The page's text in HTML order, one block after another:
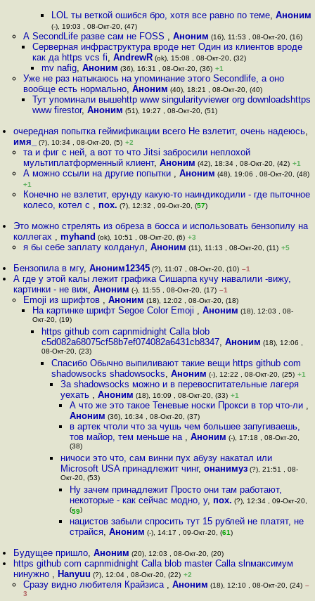
LOL ты веткой ошибся бро, хотя все равно по теме, Аноним
(-), 19:03 , 08-Окт-20, (47)
А SecondLife разве сам не FOSS , Аноним (16), 11:53 , 08-Окт-20, (16)
Серверная инфраструктура вроде нет Один из клиентов вроде
как да https vcs fi, AndrewR(ok), 15:08 , 08-Окт-20, (32)
mv nafig,Аноним (36), 16:31 , 08-Окт-20, (36) +1
Уже не раз натыкаюсь на упоминание этого Secondlife, а оно
вообще есть нормально, Аноним (40), 18:21 , 08-Окт-20, (40)
Тут упоминали вышеhttp www singularityviewer org downloadshttps
www firestor, Аноним (51), 19:27 , 08-Окт-20, (51)
очередная попытка геймификации всего Не взлетит, очень надеюсь,
имя_
(?), 10:34 , 08-Окт-20, (5) +2
та и фиг с ней, а вот то что Jitsi забросили неплохой
мультиплатформенный клиент, Аноним (42), 18:34 , 08-Окт-20, (42) +1
А можно ссыли на другие попытки , Аноним (48), 19:06 , 08-Окт-20, (48)
+1
Конечно не взлетит, ерунду какую-то наиндикодили - где пыточное
колесо, котел с , пох. (?), 12:32 , 09-Окт-20, (57)
Это можно стрелять из обреза в босса и использовать бензопилу на
коллегах ,myhand (ok), 10:51 , 08-Окт-20, (6) +3
я бы себе заплату колданул, Аноним (11), 11:13 , 08-Окт-20, (11) +5
Бензопила в мгу,Аноним12345 (?), 11:07 , 08-Окт-20, (10) –1
А где у этой калы лежит графика Сишарпа кучу навалили -вижу,
картинки - не виж,Аноним (-), 11:55 , 08-Окт-20, (17) –1
Emoji из шрифтов , Аноним (18), 12:02 , 08-Окт-20, (18)
На картинке шрифт Segoe Color Emoji , Аноним (18), 12:03 , 08-
Окт-20, (19)
https github com capnmidnight Calla blob
c5d082a68075cf58b7ef074082a6431cb8347,Аноним (18), 12:06 ,
08-Окт-20, (23)
Спасибо Обычно выпиливают такие вещи https github com
shadowsocks shadowsocks, Аноним (-), 12:22 , 08-Окт-20, (25) +1
За shadowsocks можно и в перевоспитательные лагеря
уехать , Аноним (18), 16:09 , 08-Окт-20, (33) +1
А что же это такое Теневые носки Прокси в тор что-ли ,
Аноним (36), 16:34 , 08-Окт-20, (37)
в артек чтоли что за чушь чем большее запугиваешь,
тов майор, тем меньше на ,Аноним (-), 17:18 , 08-Окт-20,
(38)
ничоси это что, сам винни пух абузу накатал или
Microsoft USA принадлежит чинг, онанимуз(?), 21:51 , 08-
Окт-20, (53)
Ну зачем принадлежит Просто они там работают,
некоторые - как сейчас модно, у, пох. (?), 12:34 , 09-Окт-20,
(59)
нацистов забыли спросить тут 15 рублей не платят, не
страйся,Аноним (-), 14:17 , 09-Окт-20, (61)
Будущее пришло,Аноним (20), 12:03 , 08-Окт-20, (20)
https github com capnmidnight Calla blob master Calla slnмаксимум
нинужно , Hanyuu (?), 12:04 , 08-Окт-20, (22) +2
Сразу видно любителя Крайзиса , Аноним (18), 12:10 , 08-Окт-20, (24) –
3